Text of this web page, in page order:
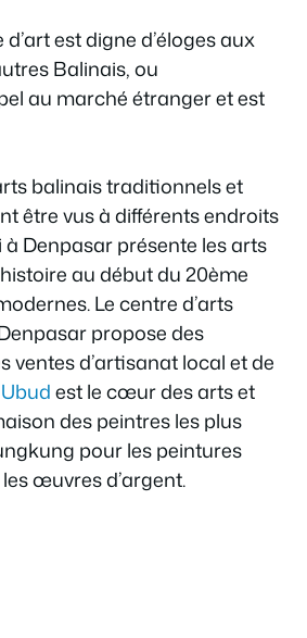
est digne d’éloges aux
Balinais, ou
au marché étranger et est
balinais traditionnels et
être vus à différents endroits
à Denpasar présente les arts
au début du 20ème
Le centre d’arts
propose des
ventes d’artisanat local et de
Ubudest le cœur des arts et
des peintres les plus
pour les peintures
œuvres d’argent.